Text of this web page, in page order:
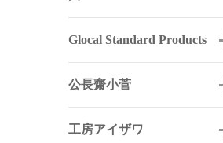
Glocal Standard Products
公長齋小菅
工房アイザワ